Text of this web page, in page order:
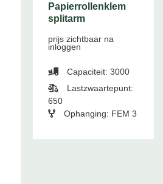
Papierrollenklem
splitarm
prijs zichtbaar na
inloggen
Capaciteit: 3000
Lastzwaartepunt:
650
Ophanging: FEM 3